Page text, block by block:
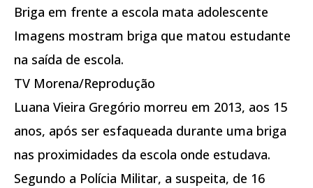
Briga em frente a escola mata adolescente
Imagens mostram briga que matou estudante
na saída de escola.
TV Morena/Reprodução
Luana Vieira Gregório morreu em 2013, aos 15
anos, após ser esfaqueada durante uma briga
nas proximidades da escola onde estudava.
Segundo a Polícia Militar, a suspeita, de 16